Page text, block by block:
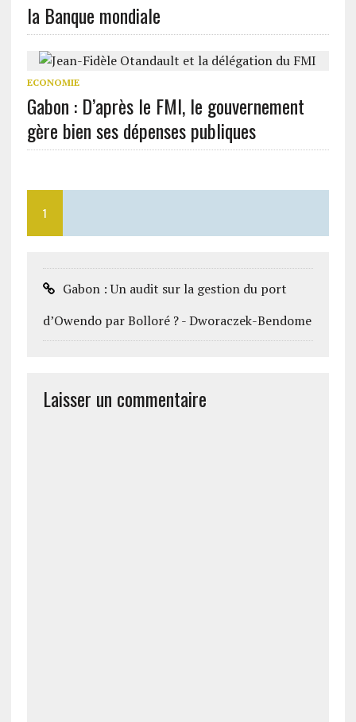
la Banque mondiale
ECONOMIE
Gabon : D’après le FMI, le gouvernement
gère bien ses dépenses publiques
1
Gabon : Un audit sur la gestion du port
d’Owendo par Bolloré ? - Dworaczek-Bendome
Laisser un commentaire